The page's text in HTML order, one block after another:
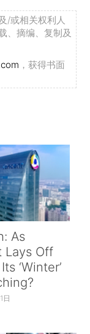
/或相关权利人
、摘编、复制及
，获得书面
As
Lays Off
‘Winter’
日